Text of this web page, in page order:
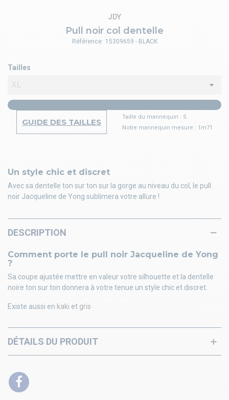
Pull noir col dentelle
JDY
Un style chic et discret
Avec sa dentelle ton sur ton sur la gorge au niveau du col, le pull
noir Jacqueline de Yong sublimera votre allure !
Tailles
GUIDE DES TAILLES
Taille du mannequin : S
Notre mannequin mesure : 1m71
Référence: 15309659 - BLACK
DESCRIPTION
Comment porte le pull noir Jacqueline de Yong
?
Sa coupe ajustée mettre en valeur votre silhouette et la dentelle
noire ton sur ton donnera à votre tenue un style chic et discret.
Existe aussi en kaki et gris
DÉTAILS DU PRODUIT